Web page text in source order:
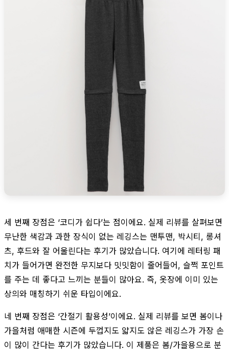
세 번째 장점은 ‘코디가 쉽다’는 점이에요. 실제 리뷰를 살펴보면
무난한 색감과 과한 장식이 없는 레깅스는 맨투맨, 박시티, 롱셔
츠, 후드와 잘 어울린다는 후기가 많았습니다. 여기에 레터링 패
치가 들어가면 완전한 무지보다 밋밋함이 줄어들어, 슬쩍 포인트
를 주는 데 좋다고 느끼는 분들이 많아요. 즉, 옷장에 이미 있는
상의와 매칭하기 쉬운 타입이에요.
네 번째 장점은 ‘간절기 활용성’이에요. 실제 리뷰를 보면 봄이나
가을처럼 애매한 시즌에 두껍지도 얇지도 않은 레깅스가 가장 손
이 많이 간다는 후기가 많았습니다. 이 제품은 봄/가을용으로 분